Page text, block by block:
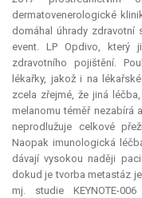
dermatovenerologické
domáhal úhrady zdravotní
event. LP Opdivo, který
zdravotního pojištění.
lékařky, jakož i na
zcela zřejmé, že jiná
melanomu téměř nezabírá
neprodlužuje celkové
Naopak imunologická
dávají vysokou naději
dokud je tvorba metastáz
mj. studie KEYNOTE-